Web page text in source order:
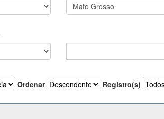
Ordenar Registro(s)